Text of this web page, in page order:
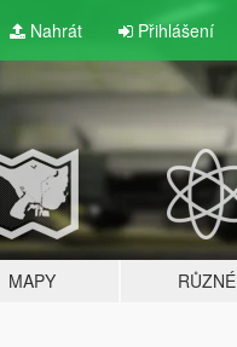
Nahrát Přihlášení
MAPY RŮZNÉ